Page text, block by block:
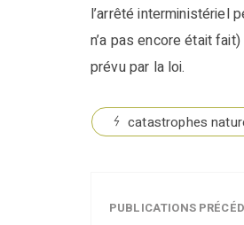
l’arrêté interministériel
n’a pas encore était
prévu par la loi.
catastrophes
PUBLICATIONS